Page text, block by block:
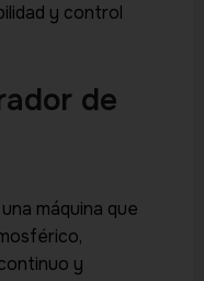
y control
de
máquina que
y